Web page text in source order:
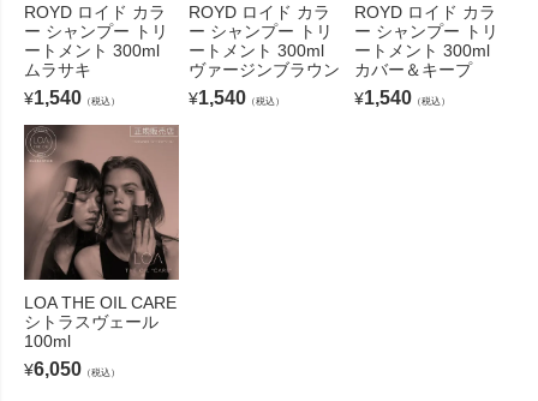
ROYD ロイド カラ
ー シャンプー トリ
ートメント 300ml
ムラサキ
¥1,540 （税込）
ROYD ロイド カラ
ー シャンプー トリ
ートメント 300ml
ヴァージンブラウン
¥1,540 （税込）
ROYD ロイド カラ
ー シャンプー トリ
ートメント 300ml
カバー＆キープ
¥1,540（税込）
LOA THE OIL CARE
シトラスヴェール
100ml
¥6,050 （税込）